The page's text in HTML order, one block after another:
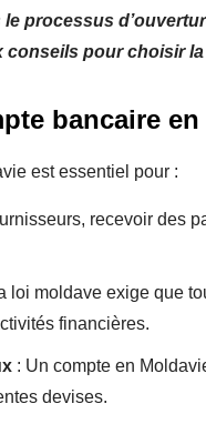
processus
pour choisir
bancaire
est essentiel pour :
recevoir des
loi moldave exige que
financières.
: Un compte en
devises.